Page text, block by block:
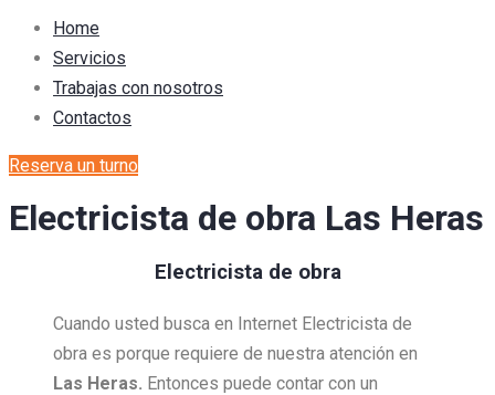
Home
Servicios
Trabajas con nosotros
Contactos
Reserva un turno
Electricista de obra Las Heras
Electricista de obra
Cuando usted busca en Internet Electricista de
obra es porque requiere de nuestra atención en
Las Heras. Entonces puede contar con un